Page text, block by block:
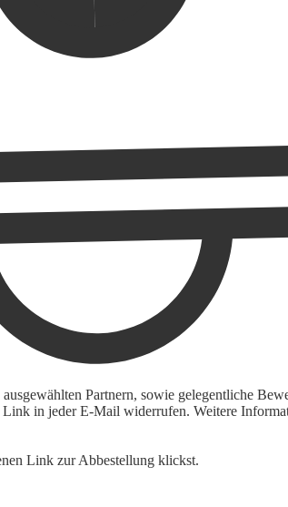
Partnern, sowie gelegentliche
in jeder E-Mail widerrufen. Weitere
Link zur Abbestellung klickst.